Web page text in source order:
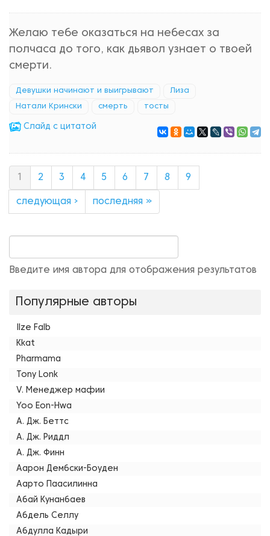
Желаю тебе оказаться на небесах за
полчаса до того, как дьявол узнает о твоей
смерти.
Девушки начинают и выигрывают Лиза
Натали Крински смерть тосты
Cлайд с цитатой
2 3 4 5 6 7 8 9
следующая › последняя »
Введите имя автора для отображения результатов
Популярные авторы
Ilze Falb
Kkat
Pharmama
Tony Lonk
V. Менеджер мафии
Yoo Eon-Hwa
А. Дж. Беттс
А. Дж. Риддл
А. Дж. Финн
Аарон Дембски-Боуден
Аарто Паасилинна
Абай Кунанбаев
Абдель Селлу
Абдулла Кадыри